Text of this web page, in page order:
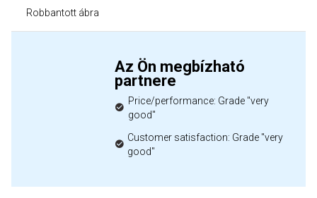
Robbantott ábra
Az Ön megbízható
partnere
Price/performance: Grade "very
good"
Customer satisfaction: Grade "very
good"